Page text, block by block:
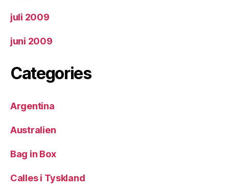
juli 2009
juni 2009
Categories
Argentina
Australien
Bag in Box
Calles i Tyskland